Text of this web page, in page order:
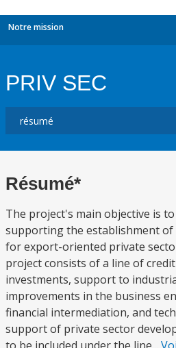
Notre mission
PRIV SEC
Résumé*
The project's main objective is
supporting the establishment
for export-oriented private
project consists of a line of
investments, support to
improvements in the business
financial intermediation, and
support of private sector